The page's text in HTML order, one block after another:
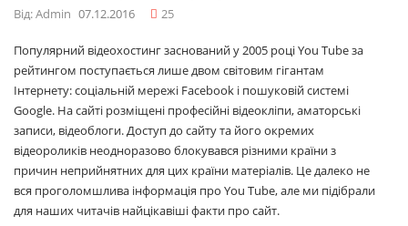
Від: Admin 07.12.2016 25
Популярний відеохостинг заснований у 2005 році You Tube за
рейтингом поступається лише двом світовим гігантам
Інтернету: соціальній мережі Facebook і пошуковій системі
Google. На сайті розміщені професійні відеокліпи, аматорські
записи, відеоблоги. Доступ до сайту та його окремих
відеороликів неодноразово блокувався різними країни з
причин неприйнятних для цих країни матеріалів. Це далеко не
вся проголомшлива інформація про You Tube, але ми підібрали
для наших читачів найцікавіші факти про сайт.